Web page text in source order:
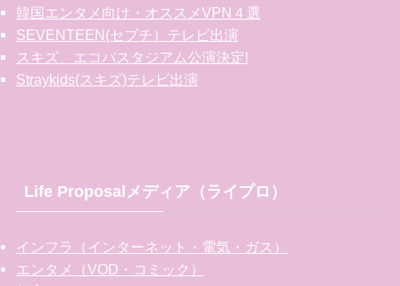
韓国エンタメ向け・オススメVPN４選
SEVENTEEN(セブチ）テレビ出演
スキズ、エコパスタジアム公演決定!
Straykids(スキズ)テレビ出演
Life Proposalメディア（ライプロ）
インフラ（インターネット・電気・ガス）
エンタメ（VOD・コミック）